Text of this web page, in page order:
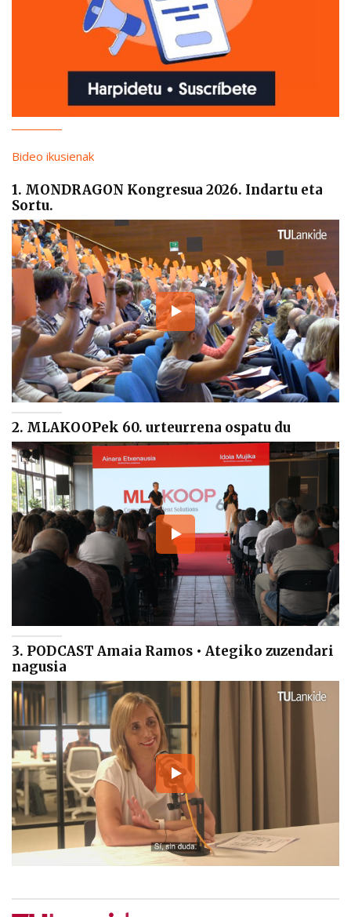
Bideo ikusienak
1. MONDRAGON Kongresua 2026. Indartu eta
Sortu.
2. MLAKOOPek 60. urteurrena ospatu du
3. PODCAST Amaia Ramos • Ategiko zuzendari
nagusia